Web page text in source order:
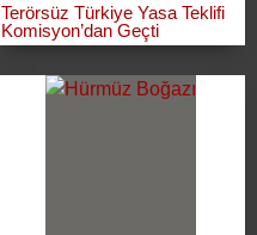
Terörsüz Türkiye Yasa Teklifi
Komisyon’dan Geçti